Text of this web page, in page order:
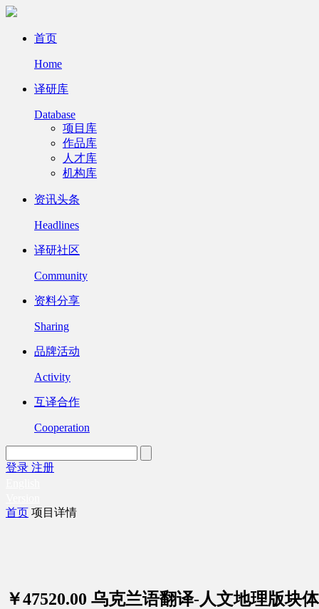
首页
Home
译研库
Database
项目库
作品库
人才库
机构库
资讯头条
Headlines
译研社区
Community
资料分享
Sharing
品牌活动
Activity
互译合作
Cooperation
登录 注册
首页 项目详情
￥47520.00 乌克兰语翻译-人文地理版块